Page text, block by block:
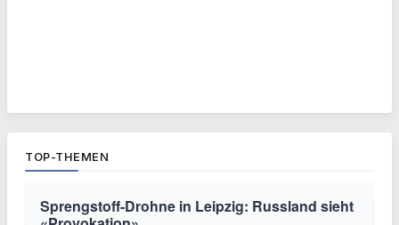
TOP-THEMEN
Sprengstoff-Drohne in Leipzig: Russland sieht